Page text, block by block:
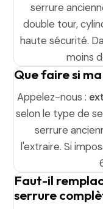
serrure
double tour,
haute sécurité.
moins
Que faire si
Appelez-nous :
selon le type de
serrure
l'extraire. Si
Faut-il
serrure